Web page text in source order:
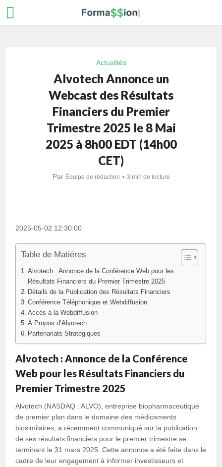
Actualités
Alvotech Annonce un
Webcast des Résultats
Financiers du Premier
Trimestre 2025 le 8 Mai
2025 à 8h00 EDT (14h00
CET)
Par Équipe de rédaction 3 min de lecture
2025-05-02 12:30:00
Table de Matières
Alvotech : Annonce de la Conférence Web pour les
Résultats Financiers du Premier Trimestre 2025
Détails de la Publication des Résultats Financiers
Conférence Téléphonique et Webdiffusion
Accès à la Webdiffusion
À Propos d’Alvotech
Partenariats Stratégiques
Alvotech : Annonce de la Conférence
Web pour les Résultats Financiers du
Premier Trimestre 2025
Alvotech (NASDAQ : ALVO), entreprise biopharmaceutique
de premier plan dans le domaine des médicaments
biosimilaires, a récemment communiqué sur la publication
de ses résultats financiers pour le premier trimestre se
terminant le 31 mars 2025. Cette annonce a été faite dans le
cadre de leur engagement à informer investisseurs et